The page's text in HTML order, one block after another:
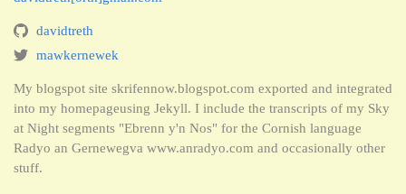
davidtreth
mawkernewek
My blogspot site skrifennow.blogspot.com exported and integrated
into my homepageusing Jekyll. I include the transcripts of my Sky
at Night segments "Ebrenn y'n Nos" for the Cornish language
Radyo an Gernewegva www.anradyo.com and occasionally other
stuff.